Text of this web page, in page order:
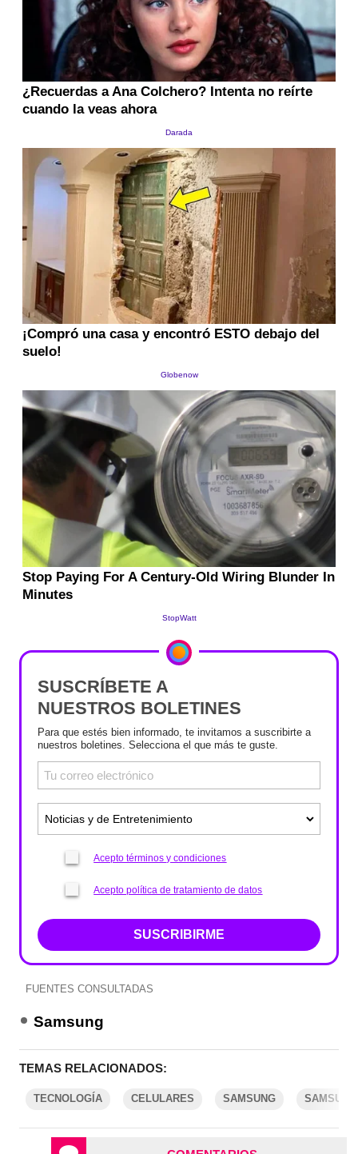
SUSCRÍBETE A
NUESTROS BOLETINES
Para que estés bien informado, te invitamos a suscribirte a
nuestros boletines. Selecciona el que más te guste.
Acepto términos y condiciones
Acepto política de tratamiento de datos
SUSCRIBIRME
FUENTES CONSULTADAS
Samsung
TEMAS RELACIONADOS:
TECNOLOGÍA CELULARES SAMSUNG